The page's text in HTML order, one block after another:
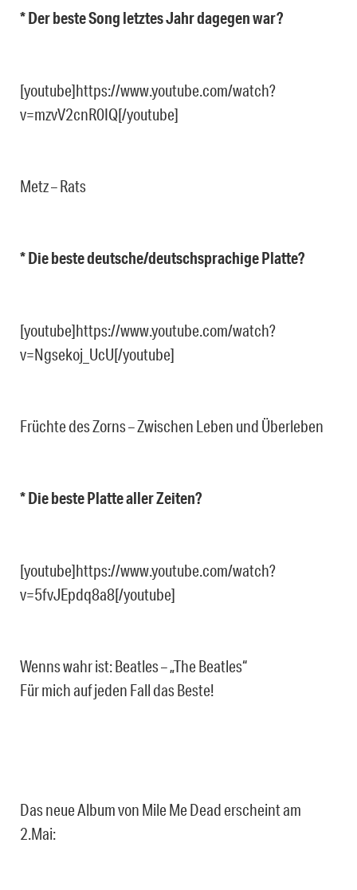
* Der beste Song letztes Jahr dagegen war?
[youtube]https://www.youtube.com/watch?
v=mzvV2cnR0IQ[/youtube]
Metz – Rats
* Die beste deutsche/deutschsprachige Platte?
[youtube]https://www.youtube.com/watch?
v=Ngsekoj_UcU[/youtube]
Früchte des Zorns – Zwischen Leben und Überleben
* Die beste Platte aller Zeiten?
[youtube]https://www.youtube.com/watch?
v=5fvJEpdq8a8[/youtube]
Wenns wahr ist: Beatles – „The Beatles“
Für mich auf jeden Fall das Beste!
Das neue Album von Mile Me Dead erscheint am
2.Mai: